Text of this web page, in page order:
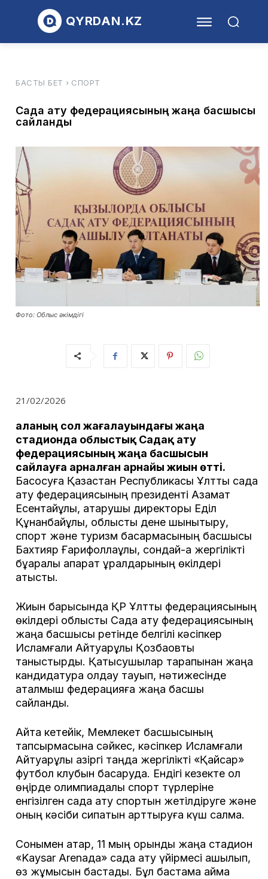
QYRDAN.KZ
БАСТЫ БЕТ СПОРТ
Садақ ату федерациясының жаңа басшысы
сайланды
Фото: Облыс әкімдігі
21/02/2026
Қаланың сол жағалауындағы жаңа
стадионда облыстық Садақ ату
федерациясының жаңа басшысын
сайлауға арналған арнайы жиын өтті.
Басқосуға Қазақстан Республикасы Ұлттық садақ
ату федерациясының президенті Азамат
Есентайұлы, атқарушы директоры Еділ
Құнанбайұлы, облыстық дене шынықтыру,
спорт және туризм басқармасының басшысы
Бахтияр Ғарифоллаұлы, сондай-ақ жергілікті
бұқаралық ақпарат құралдарының өкілдері
қатысты.
Жиын барысында ҚР Ұлттық федерациясының
өкілдері облыстық Садақ ату федерациясының
жаңа басшысы ретінде белгілі кәсіпкер
Исламғали Айтуарұлы Қозбақовты
таныстырды. Қатысушылар тарапынан жаңа
кандидатура қолдау тауып, нәтижесінде
аталмыш федерацияға жаңа басшы
сайланды.
Айта кетейік, Мемлекет басшысының
тапсырмасына сәйкес, кәсіпкер Исламғали
Айтуарұлы қазіргі таңда жергілікті «Қайсар»
футбол клубын басқаруда. Ендігі кезекте ол
өңірде олимпиадалық спорт түрлеріне
енгізілген садақ ату спортын жетілдіруге және
оның кәсіби сипатын арттыруға күш салмақ.
Сонымен қатар, 11 мың орындық жаңа стадион
«Kaysar Arenaда» садақ ату үйірмесі ашылып,
өз жұмысын бастады. Бұл бастама аймақ